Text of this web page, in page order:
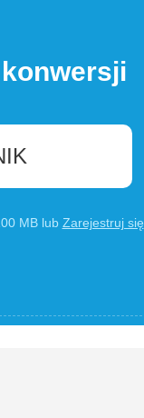
MB lub Zarejestruj się